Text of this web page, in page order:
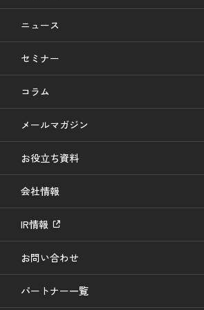
ニュース
セミナー
コラム
メールマガジン
お役立ち資料
会社情報
IR情報
お問い合わせ
パートナー一覧